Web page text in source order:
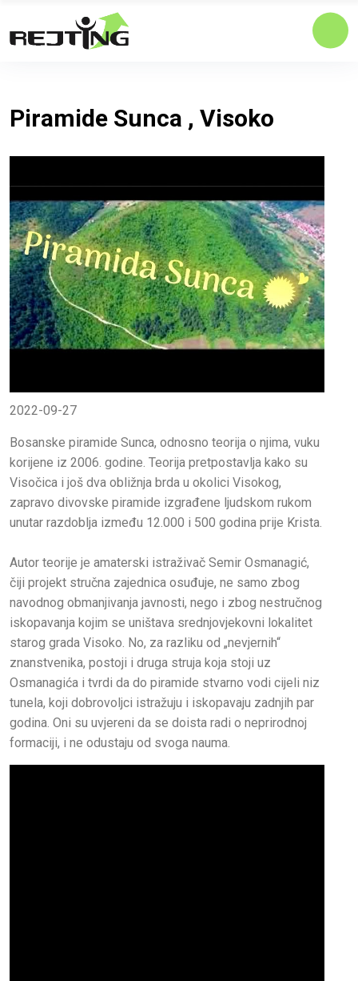
Piramide Sunca , Visoko
2022-09-27
Bosanske piramide Sunca, odnosno teorija o njima, vuku
korijene iz 2006. godine. Teorija pretpostavlja kako su
Visočica i još dva obližnja brda u okolici Visokog,
zapravo divovske piramide izgrađene ljudskom rukom
unutar razdoblja između 12.000 i 500 godina prije Krista.
Autor teorije je amaterski istraživač Semir Osmanagić,
čiji projekt stručna zajednica osuđuje, ne samo zbog
navodnog obmanjivanja javnosti, nego i zbog nestručnog
iskopavanja kojim se uništava srednjovjekovni lokalitet
starog grada Visoko. No, za razliku od „nevjernih“
znanstvenika, postoji i druga struja koja stoji uz
Osmanagića i tvrdi da do piramide stvarno vodi cijeli niz
tunela, koji dobrovoljci istražuju i iskopavaju zadnjih par
godina. Oni su uvjereni da se doista radi o neprirodnoj
formaciji, i ne odustaju od svoga nauma.